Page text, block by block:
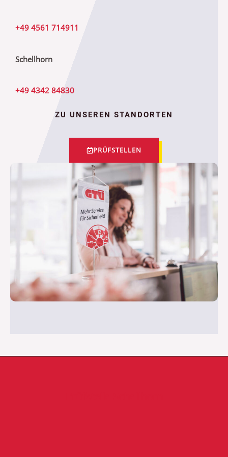
+49 4561 714911
Schellhorn
+49 4342 84830
ZU UNSEREN STANDORTEN
PRÜFSTELLEN